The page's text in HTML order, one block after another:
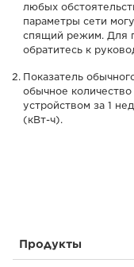
любых
параметры сети
спящий режим. Для
обратитесь к
Показатель
обычное
устройством за 1
(кВт-ч).
Продукты